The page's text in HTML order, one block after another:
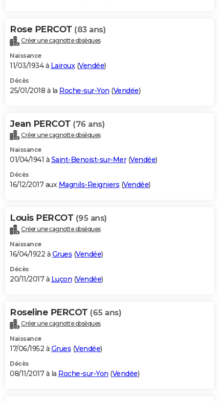
Rose PERCOT (83 ans)
Créer une cagnotte obsèques
Naissance
11/03/1934 à Lairoux (Vendée)
Décès
25/01/2018 à la Roche-sur-Yon (Vendée)
Jean PERCOT (76 ans)
Créer une cagnotte obsèques
Naissance
01/04/1941 à Saint-Benoist-sur-Mer(Vendée)
Décès
16/12/2017 aux Magnils-Reigniers (Vendée)
Louis PERCOT (95 ans)
Créer une cagnotte obsèques
Naissance
16/04/1922 à Grues (Vendée)
Décès
20/11/2017 à Luçon (Vendée)
Roseline PERCOT (65 ans)
Créer une cagnotte obsèques
Naissance
17/06/1952 à Grues (Vendée)
Décès
08/11/2017 à la Roche-sur-Yon (Vendée)